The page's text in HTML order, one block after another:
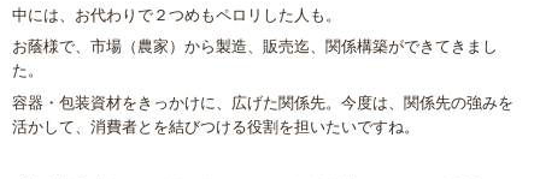
中には、お代わりで２つめもペロリした人も。
お蔭様で、市場（農家）から製造、販売迄、関係構築ができてきまし
た。
容器・包装資材をきっかけに、広げた関係先。今度は、関係先の強みを
活かして、消費者とを結びつける役割を担いたいですね。